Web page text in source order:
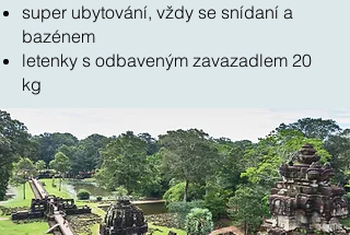
super ubytování, vždy se snídaní a
bazénem
letenky s odbaveným zavazadlem 20
kg